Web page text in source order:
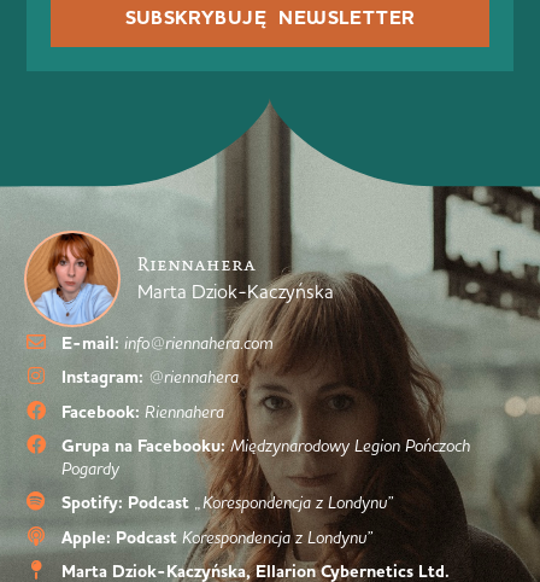
SUBSKRYBUJĘ NEWSLETTER
Riennahera
Marta Dziok-Kaczyńska
E-mail: info@riennahera.com
Instagram: @riennahera
Facebook: Riennahera
Grupa na Facebooku: Międzynarodowy Legion Pończoch
Pogardy
Spotify: Podcast „Korespondencja z Londynu”
Apple: Podcast Korespondencja z Londynu”
Marta Dziok-Kaczyńska, Ellarion Cybernetics Ltd.